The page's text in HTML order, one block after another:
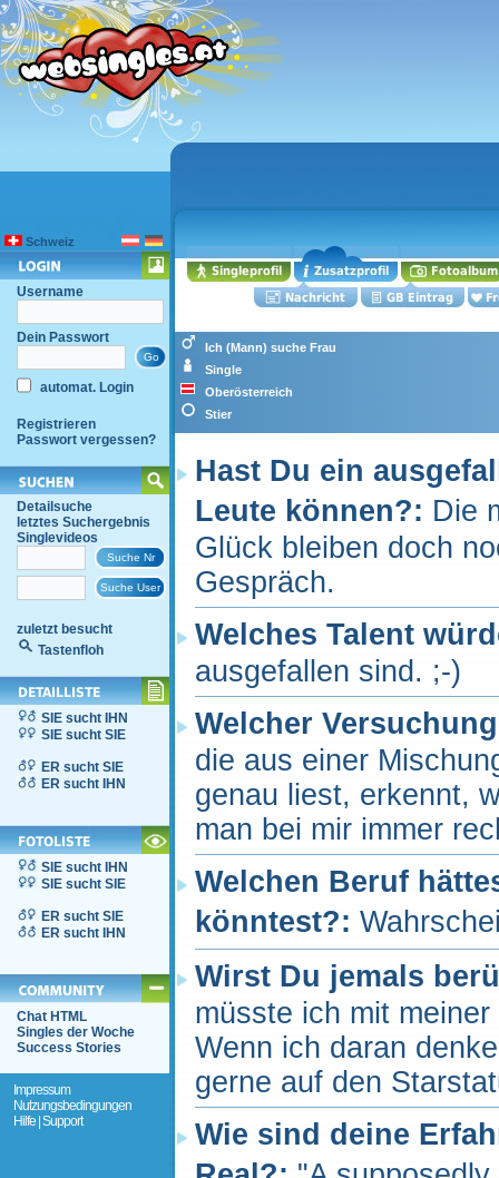
Schweiz
Username
Dein Passwort
automat. Login
Registrieren
Passwort vergessen?
Detailsuche
letztes Suchergebnis
Singlevideos
zuletzt besucht
Tastenfloh
SIE sucht IHN
SIE sucht SIE
ER sucht SIE
ER sucht IHN
SIE sucht IHN
SIE sucht SIE
ER sucht SIE
ER sucht IHN
Chat HTML
Singles der Woche
Success Stories
Impressum
Nutzungsbedingungen
Hilfe | Support
Ich (Mann) suche Frau
Single
Oberösterreich
Stier
Hast Du ein
Leute können?: Die
Glück bleiben doch
Gespräch.
Welches Talent
ausgefallen sind. ;-)
Welcher
die aus einer
genau liest, erkennt,
man bei mir immer
Welchen Beruf
könntest?:
Wirst Du jemals
müsste ich mit
Wenn ich daran
gerne auf den
Wie sind deine